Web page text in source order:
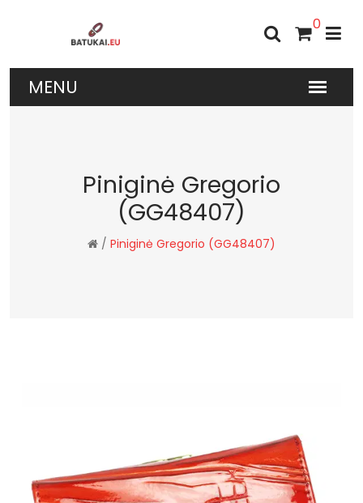
0
Piniginė Gregorio
(GG48407)
/ Piniginė Gregorio (GG48407)